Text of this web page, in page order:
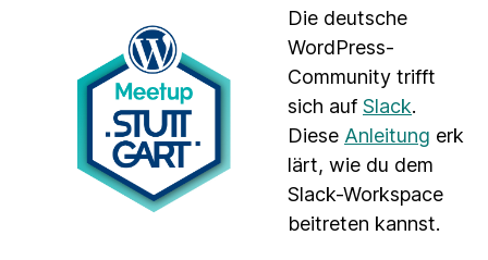
Die deutsche
WordPress-
Community trifft
sich auf Slack.
Diese Anleitung erk
lärt, wie du dem
Slack-Workspace
beitreten kannst.